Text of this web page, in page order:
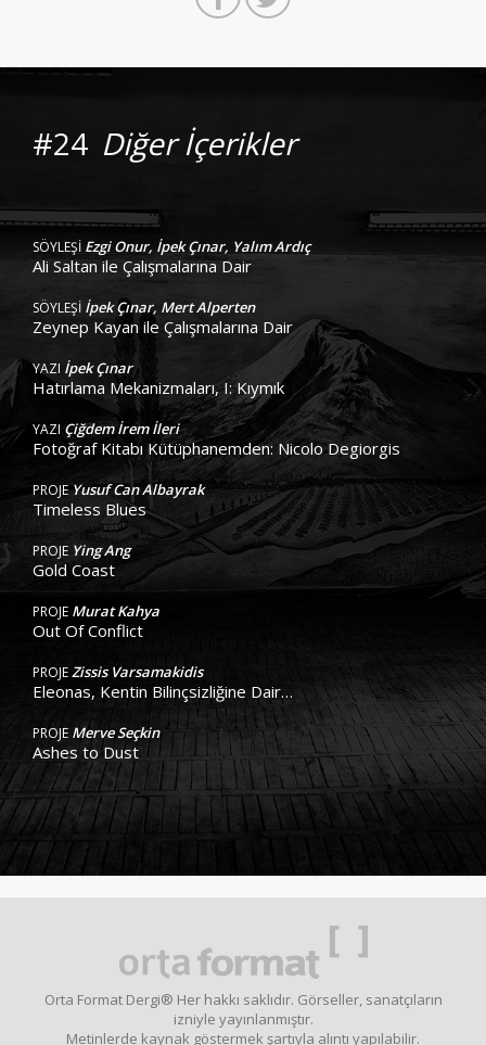
#24 Diğer İçerikler
SÖYLEŞİ Ezgi Onur, İpek Çınar, Yalım Ardıç
Ali Saltan ile Çalışmalarına Dair
SÖYLEŞİ İpek Çınar, Mert Alperten
Zeynep Kayan ile Çalışmalarına Dair
YAZI İpek Çınar
Hatırlama Mekanizmaları, I: Kıymık
YAZIÇiğdem İrem İleri
Fotoğraf Kitabı Kütüphanemden: Nicolo Degiorgis
PROJEYusuf Can Albayrak
Timeless Blues
PROJE Ying Ang
Gold Coast
PROJE Murat Kahya
Out Of Conflict
PROJEZissis Varsamakidis
Eleonas, Kentin Bilinçsizliğine Dair…
PROJE Merve Seçkin
Ashes to Dust
Orta Format Dergi® Her hakkı saklıdır. Görseller, sanatçıların
izniyle yayınlanmıştır.
Metinlerde kaynak göstermek şartıyla alıntı yapılabilir.